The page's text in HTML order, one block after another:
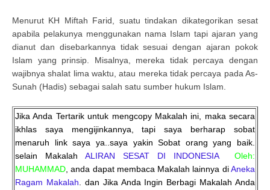
Menurut KH Miftah Farid, suatu tindakan dikategorikan sesat
apabila pelakunya menggunakan nama Islam tapi ajaran yang
dianut dan disebarkannya tidak sesuai dengan ajaran pokok
Islam yang prinsip. Misalnya, mereka tidak percaya dengan
wajibnya shalat lima waktu, atau mereka tidak percaya pada As-
Sunah (Hadis) sebagai salah satu sumber hukum Islam.
Jika Anda Tertarik untuk mengcopy Makalah ini, maka secara
ikhlas saya mengijinkannya, tapi saya berharap sobat
menaruh link saya ya..saya yakin Sobat orang yang baik.
selain Makalah ALIRAN SESAT DI INDONESIA
Oleh:
MUHAMMAD , anda dapat membaca Makalah lainnya diAneka
Ragam Makalah . dan Jika Anda Ingin Berbagi Makalah Anda